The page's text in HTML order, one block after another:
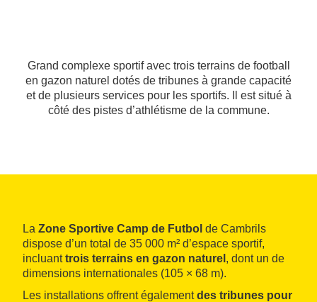
Grand complexe sportif avec trois terrains de football
en gazon naturel dotés de tribunes à grande capacité
et de plusieurs services pour les sportifs. Il est situé à
côté des pistes d’athlétisme de la commune.
La Zone Sportive Camp de Futbol de Cambrils
dispose d’un total de 35 000 m² d’espace sportif,
incluanttrois terrains en gazon naturel , dont un de
dimensions internationales (105 × 68 m).
Les installations offrent égalementdes tribunes pour